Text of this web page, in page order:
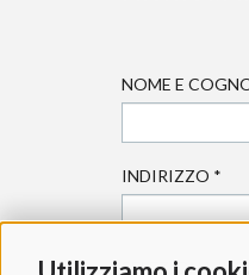
NOME E
INDIRIZZO *
SELEZIONA IL